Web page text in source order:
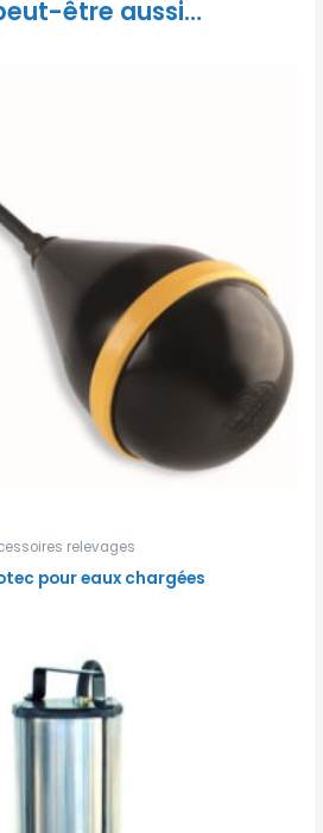
être aussi…
relevages
pour eaux chargées